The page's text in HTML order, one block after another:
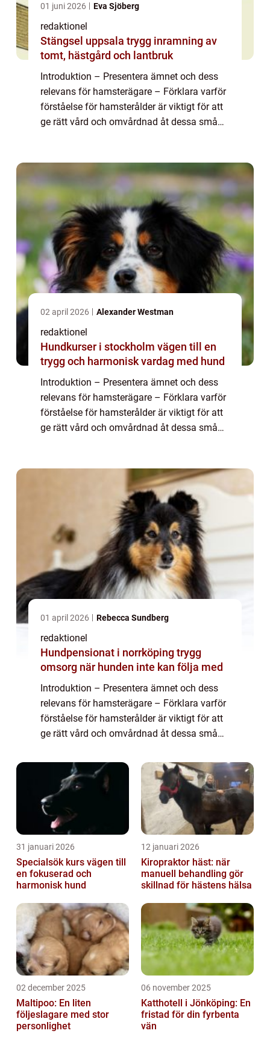
01 juni 2026 Eva Sjöberg
redaktionel
Stängsel uppsala trygg inramning av
tomt, hästgård och lantbruk
Introduktion – Presentera ämnet och dess
relevans för hamsterägare – Förklara varför
förståelse för hamsterålder är viktigt för att
ge rätt vård och omvårdnad åt dessa små
02 april 2026 Alexander Westman
redaktionel
Hundkurser i stockholm vägen till en
trygg och harmonisk vardag med hund
Introduktion – Presentera ämnet och dess
relevans för hamsterägare – Förklara varför
förståelse för hamsterålder är viktigt för att
ge rätt vård och omvårdnad åt dessa små
01 april 2026 Rebecca Sundberg
redaktionel
Hundpensionat i norrköping trygg
omsorg när hunden inte kan följa med
Introduktion – Presentera ämnet och dess
relevans för hamsterägare – Förklara varför
förståelse för hamsterålder är viktigt för att
ge rätt vård och omvårdnad åt dessa små
grundlig översik...
31 januari 2026
Specialsök kurs vägen till
en fokuserad och
harmonisk hund
12 januari 2026
Kiropraktor häst: när
manuell behandling gör
skillnad för hästens hälsa
02 december 2025
Maltipoo: En liten
följeslagare med stor
personlighet
06 november 2025
Katthotell i Jönköping: En
fristad för din fyrbenta
vän